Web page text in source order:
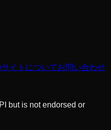
サイトについてお問い合わせ
but is not endorsed or